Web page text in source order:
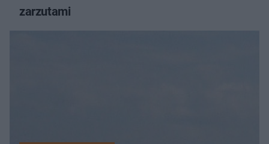
zarzutami